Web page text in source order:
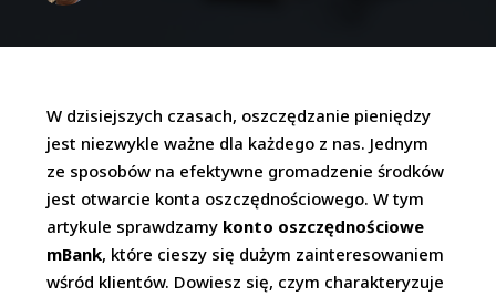
W dzisiejszych czasach, oszczędzanie pieniędzy
jest niezwykle ważne dla każdego z nas. Jednym
ze sposobów na efektywne gromadzenie środków
jest otwarcie konta oszczędnościowego. W tym
artykule sprawdzamy konto oszczędnościowe
mBank, które cieszy się dużym zainteresowaniem
wśród klientów. Dowiesz się, czym charakteryzuje